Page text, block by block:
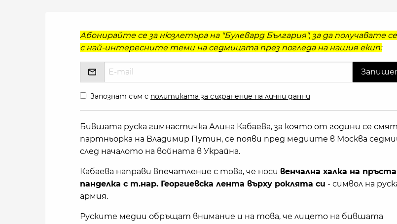
Абонирайте се за нюзлетъра на "Булевард България", за да получавате
с най-интересните теми на седмицата през погледа на нашия екип:
Запознат съм с политиката за съхранение на лични данни
Бившата руска гимнастичка Алина Кабаева, за която от години се
партньорка на Владимир Путин, се появи пред медиите в Москва
след началото на войната в Украйна.
Кабаева направи впечатление с това, че носи венчална халка на
панделка с т.нар. Георгиевска лента върху роклята си - символ на
армия.
Руските медии обръщат внимание и на това, че лицето на бившата